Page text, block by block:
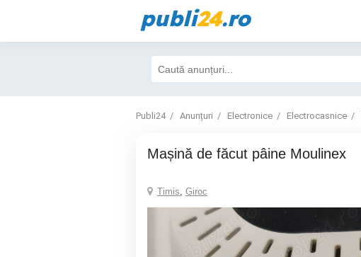
publi24.ro
Publi24 Anunțuri Electronice Electrocasnice
Mașină de făcut pâine Moulinex
Timis, Giroc